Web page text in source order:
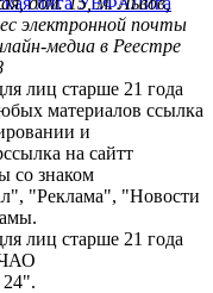
электронной почты
медиа в Реестре
лиц старше 21 года
материалов ссылка
и
на сайтт
со знаком
"Реклама", "Новости
лиц старше 21 года